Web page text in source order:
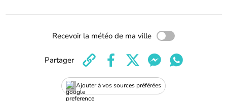
Recevoir la météo de ma ville
Ajouter à vos sources préférées
Partager